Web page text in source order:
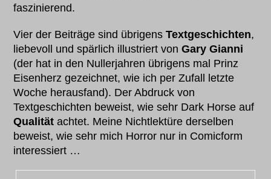
faszinierend.
Vier der Beiträge sind übrigensTextgeschichten,
liebevoll und spärlich illustriert vonGary Gianni
(der hat in den Nullerjahren übrigens mal Prinz
Eisenherz gezeichnet, wie ich per Zufall letzte
Woche herausfand). Der Abdruck von
Textgeschichten beweist, wie sehr Dark Horse auf
Qualität achtet. Meine Nichtlektüre derselben
beweist, wie sehr mich Horror nur in Comicform
interessiert …